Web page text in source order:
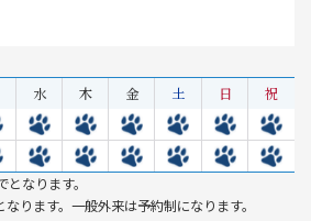
水 木 金 土 日
祝
なります。
ります。一般外来は予約制になります。